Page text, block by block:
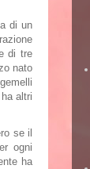
di un
di tre
nato
altri
se il
ogni
ha